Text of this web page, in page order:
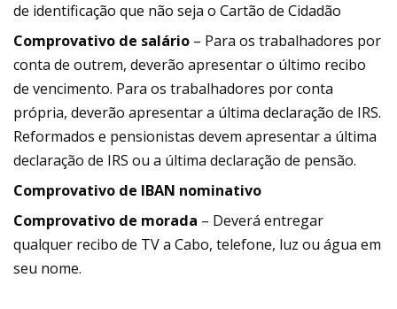
de identificação que não seja o Cartão de Cidadão
Comprovativo de salário – Para os trabalhadores por
conta de outrem, deverão apresentar o último recibo
de vencimento. Para os trabalhadores por conta
própria, deverão apresentar a última declaração de IRS.
Reformados e pensionistas devem apresentar a última
declaração de IRS ou a última declaração de pensão.
Comprovativo de IBAN nominativo
Comprovativo de morada – Deverá entregar
qualquer recibo de TV a Cabo, telefone, luz ou água em
seu nome.